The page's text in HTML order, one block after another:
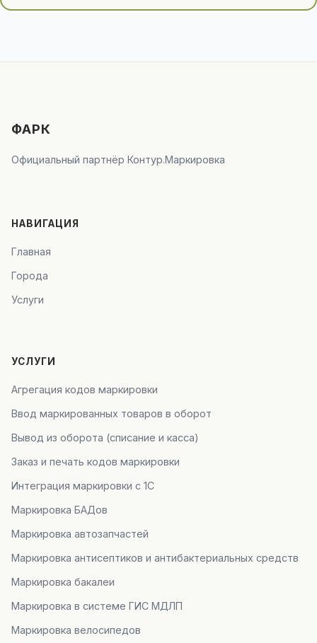
ФАРК
Официальный партнёр Контур.Маркировка
НАВИГАЦИЯ
Главная
Города
Услуги
УСЛУГИ
Агрегация кодов маркировки
Ввод маркированных товаров в оборот
Вывод из оборота (списание и касса)
Заказ и печать кодов маркировки
Интеграция маркировки с 1С
Маркировка БАДов
Маркировка автозапчастей
Маркировка антисептиков и антибактериальных средств
Маркировка бакалеи
Маркировка в системе ГИС МДЛП
Маркировка велосипедов